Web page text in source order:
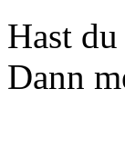
Hast
Dann